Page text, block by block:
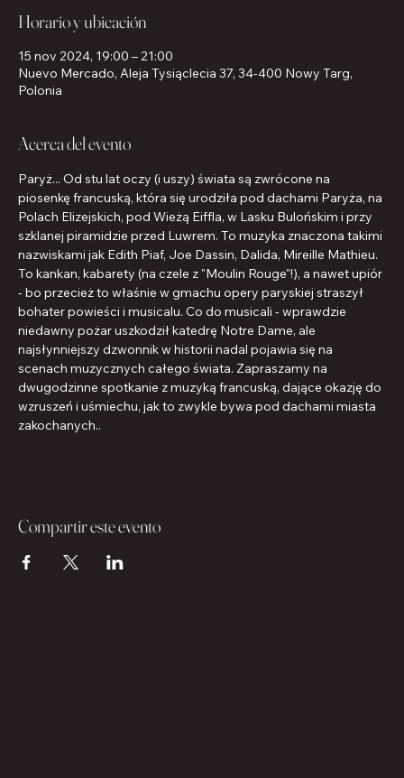
Horario y ubicación
15 nov 2024, 19:00 – 21:00
Nuevo Mercado, Aleja Tysiąclecia 37, 34-400 Nowy Targ,
Polonia
Acerca del evento
Paryż... Od stu lat oczy (i uszy) świata są zwrócone na
piosenkę francuską, która się urodziła pod dachami Paryża, na
Polach Elizejskich, pod Wieżą Eiffla, w Lasku Bulońskim i przy
szklanej piramidzie przed Luwrem. To muzyka znaczona takimi
nazwiskami jak Edith Piaf, Joe Dassin, Dalida, Mireille Mathieu.
To kankan, kabarety (na czele z "Moulin Rouge"!), a nawet upiór
- bo przecież to właśnie w gmachu opery paryskiej straszył
bohater powieści i musicalu. Co do musicali - wprawdzie
niedawny pożar uszkodził katedrę Notre Dame, ale
najsłynniejszy dzwonnik w historii nadal pojawia się na
scenach muzycznych całego świata. Zapraszamy na
dwugodzinne spotkanie z muzyką francuską, dające okazję do
wzruszeń i uśmiechu, jak to zwykle bywa pod dachami miasta
zakochanych..
Compartir este evento